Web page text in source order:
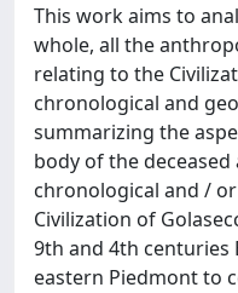
This work aims to
whole, all the
relating to the
chronological and
summarizing the
body of the
chronological and /
Civilization of
9th and 4th centuries
eastern Piedmont to